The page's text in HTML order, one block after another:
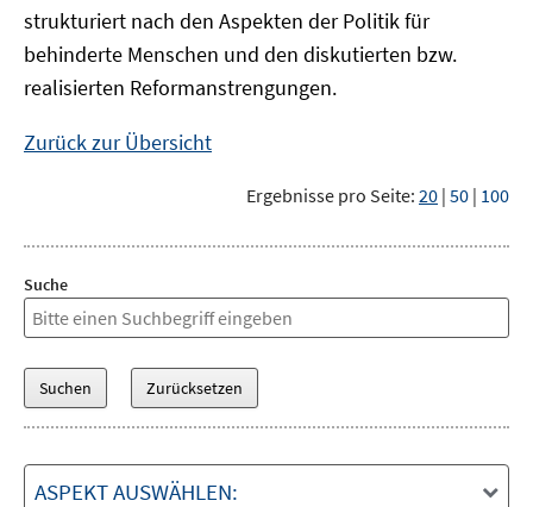
strukturiert nach den Aspekten der Politik für
behinderte Menschen und den diskutierten bzw.
realisierten Reformanstrengungen.
Zurück zur Übersicht
Ergebnisse pro Seite: 20 | 50 | 100
Suche
ASPEKT AUSWÄHLEN: